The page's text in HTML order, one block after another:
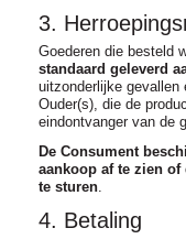
3.
Goederen die besteld
standaard geleverd
uitzonderlijke gevallen
Ouder(s), die de
eindontvanger van de
De Consument
aankoop af te zien of
te sturen.
4. Betaling